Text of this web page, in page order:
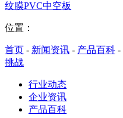
纹膜PVC中空板
位置：
首页 - 新闻资讯 - 产品百科 -
挑战
行业动态
企业资讯
产品百科